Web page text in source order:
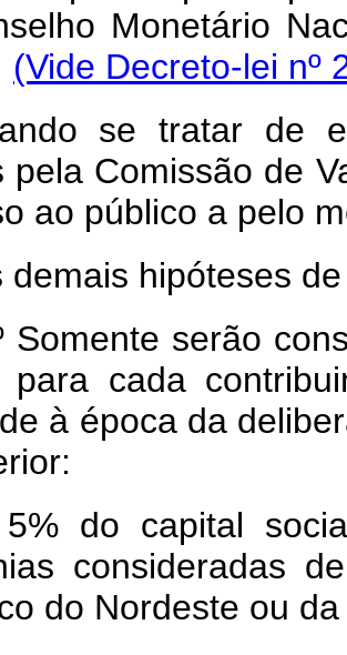
Monetário
(Vide Decreto-lei nº
se tratar de
pela Comissão de
ao público a pelo
demais hipóteses
Somente serão
para cada
à época da
do capital
consideradas
do Nordeste ou